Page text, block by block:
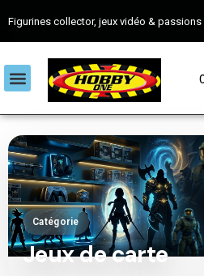
Figurines collector, jeux vidéo & passions
Catégorie
Jeux de carte